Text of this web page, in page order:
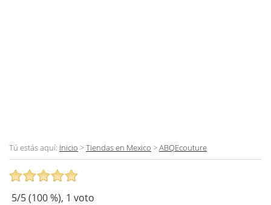
Tú estás aquí: Inicio >Tiendas en Mexico >ABQEcouture
5/5 (100%), 1 voto